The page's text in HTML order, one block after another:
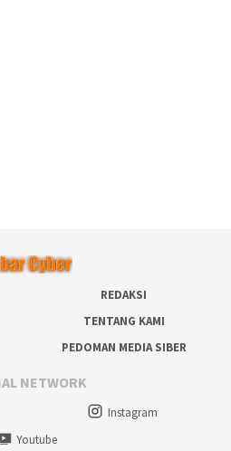
REDAKSI
TENTANG KAMI
PEDOMAN MEDIA SIBER
NETWORK
Instagram
Youtube